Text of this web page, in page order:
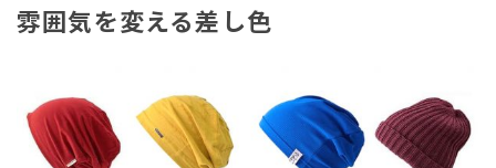
雰囲気を変える差し色